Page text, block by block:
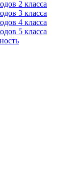
2 класса
3 класса
4 класса
5 класса